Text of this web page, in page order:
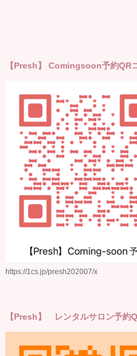
【Presh】 Comingsoon予約QR
https://1cs.jp/presh202007/x
【Presh】 レンタルサロン予約